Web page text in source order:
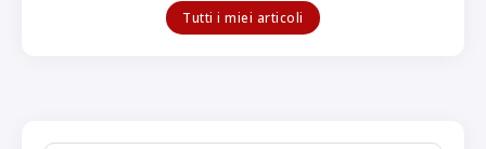
Tutti i miei articoli